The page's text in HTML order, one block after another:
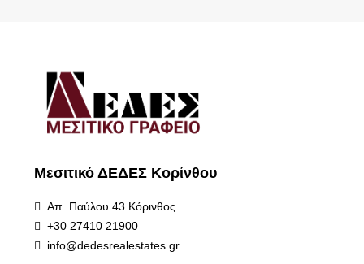
Μεσιτικό ΔΕΔΕΣ Κορίνθου
Απ. Παύλου 43 Κόρινθος
+30 27410 21900
info@dedesrealestates.gr